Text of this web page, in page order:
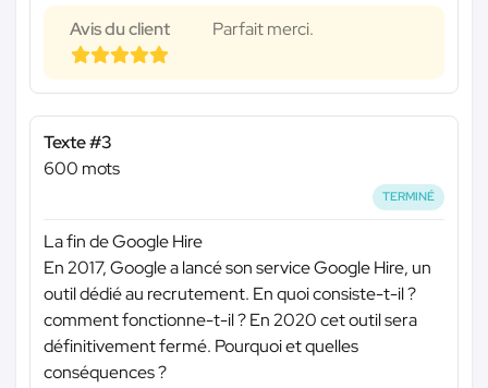
Avis du client Parfait merci.
Texte #3
600 mots
TERMINÉ
La fin de Google Hire
En 2017, Google a lancé son service Google Hire, un
outil dédié au recrutement. En quoi consiste-t-il ?
comment fonctionne-t-il ? En 2020 cet outil sera
définitivement fermé. Pourquoi et quelles
conséquences ?